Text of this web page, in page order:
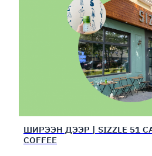
ШИРЭЭН ДЭЭР | SIZZLE 51
COFFEE